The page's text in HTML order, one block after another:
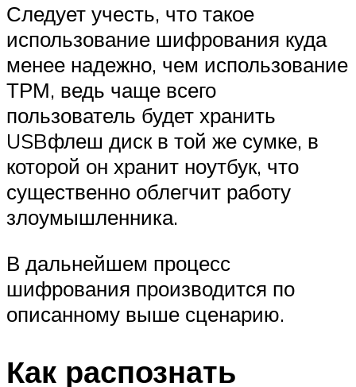
Следует учесть, что такое
использование шифрования куда
менее надежно, чем использование
ТРМ, ведь чаще всего
пользователь будет хранить
USBфлеш диск в той же сумке, в
которой он хранит ноутбук, что
существенно облегчит работу
злоумышленника.
В дальнейшем процесс
шифрования производится по
описанному выше сценарию.
Как распознать